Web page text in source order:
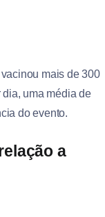
mais de 300
uma média de
do evento.
a